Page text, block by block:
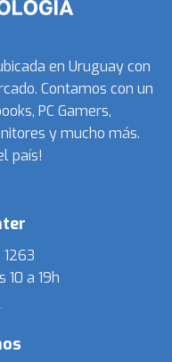
en Uruguay con
Contamos con un
PC Gamers,
y mucho más.
país!
10 a 19h